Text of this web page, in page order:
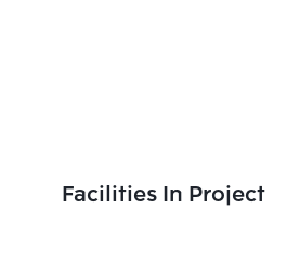
Facilities In Project